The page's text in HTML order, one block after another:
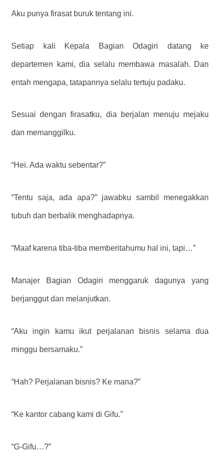
Aku punya firasat buruk tentang ini.
Setiap kali Kepala Bagian Odagiri datang ke
departemen kami, dia selalu membawa masalah. Dan
entah mengapa, tatapannya selalu tertuju padaku.
Sesuai dengan firasatku, dia berjalan menuju mejaku
dan memanggilku.
“Hei. Ada waktu sebentar?”
“Tentu saja, ada apa?” jawabku sambil menegakkan
tubuh dan berbalik menghadapnya.
“Maaf karena tiba-tiba memberitahumu hal ini, tapi…”
Manajer Bagian Odagiri menggaruk dagunya yang
berjanggut dan melanjutkan.
“Aku ingin kamu ikut perjalanan bisnis selama dua
minggu bersamaku.”
“Hah? Perjalanan bisnis? Ke mana?”
“Ke kantor cabang kami di Gifu.”
“G-Gifu…?”